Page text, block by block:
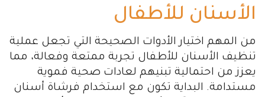
الأسنان للأطفال
من المهم اختيار الأدوات الصحيحة التي تجعل عملية
تنظيف الأسنان للأطفال تجربة ممتعة وفعالة، مما
يعزز من احتمالية تبنيهم لعادات صحية فموية
مستدامة. البداية تكون مع استخدام فرشاة أسنان